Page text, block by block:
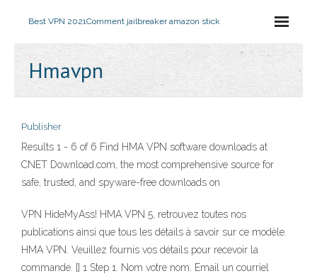
Best VPN 2021Comment jailbreaker amazon stick
Hmavpn
Publisher
Results 1 - 6 of 6 Find HMA VPN software downloads at
CNET Download.com, the most comprehensive source for
safe, trusted, and spyware-free downloads on
VPN HideMyAss! HMA VPN 5, retrouvez toutes nos
publications ainsi que tous les détails à savoir sur ce modèle.
HMA VPN. Veuillez fournis vos détails pour recevoir la
commande. [] 1 Step 1. Nom votre nom. Email un courriel